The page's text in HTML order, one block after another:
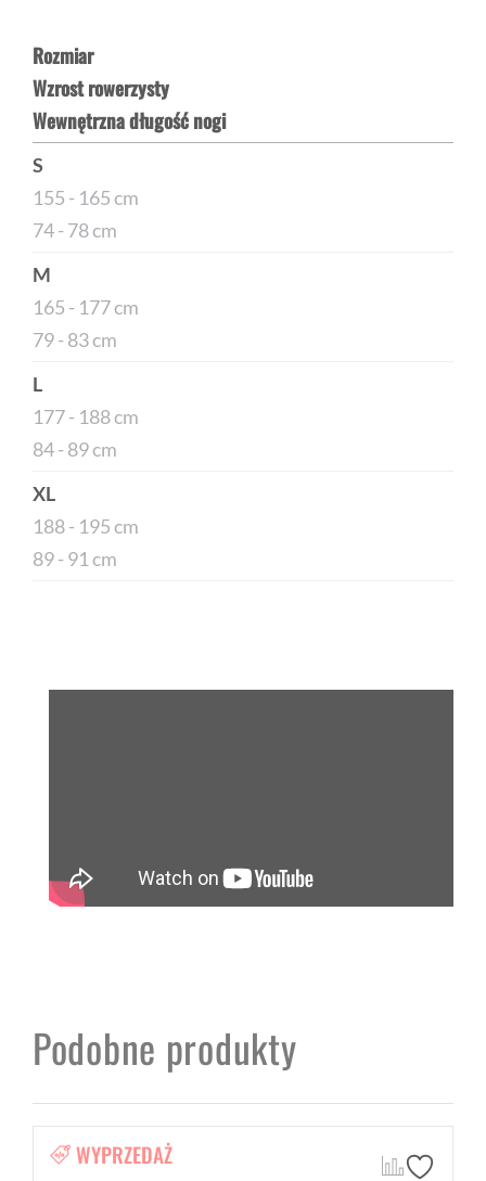
Rozmiar
Wzrost rowerzysty
Wewnętrzna długość nogi
S
155 - 165 cm
74 - 78 cm
M
165 - 177 cm
79 - 83 cm
L
177 - 188 cm
84 - 89 cm
XL
188 - 195 cm
89 - 91 cm
Podobne produkty
WYPRZEDAŻ